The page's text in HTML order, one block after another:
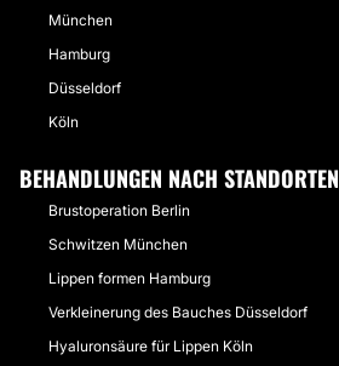
München
Hamburg
Düsseldorf
Köln
BEHANDLUNGEN NACH STANDORTEN
Brustoperation Berlin
Schwitzen München
Lippen formen Hamburg
Verkleinerung des Bauches Düsseldorf
Hyaluronsäure für Lippen Köln